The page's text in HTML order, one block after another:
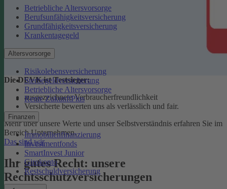
Betriebliche Altersvorsorge
Berufsunfähigkeitsversicherung
Grundfähigkeitsversicherung
Krankentagegeld
Altersvorsorge
Risikolebensversicherung
Sterbegeldversicherung
Betriebliche Altersvorsorge
Rente ZukunftPlus
Finanzen
Immobilienfinanzierung
Investmentfonds
SmartInvest Junior
Girokonto
Restschuldversicherung
Die DEVK ist Testsieger:
ausgezeichnete Verbraucherfreundlichkeit
Versicherte bewerten uns als verlässlich und fair.
Mehr über unsere Werte und unser Selbstverständnis erfahren Sie im
Bereich Unternehmen.
Das sind wir
Ihr gutes Recht: unsere
Rechtsschutzversicherungen